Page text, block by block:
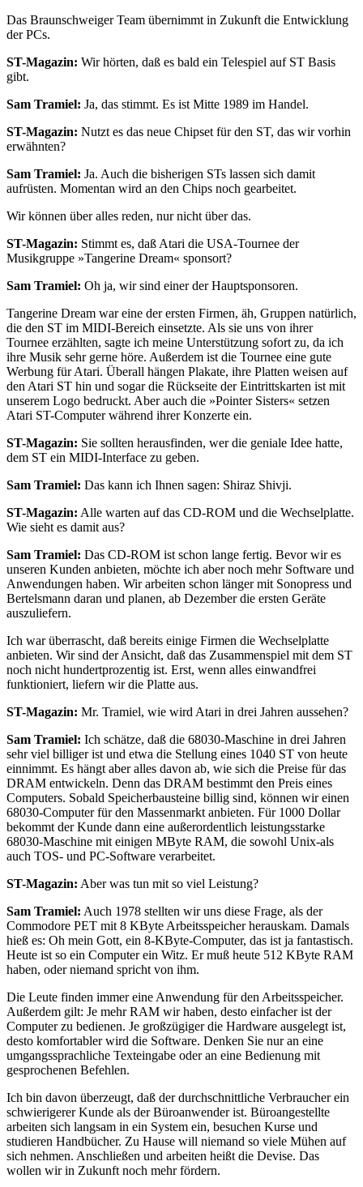
Das Braunschweiger Team übernimmt in Zukunft die Entwicklung
der PCs.
ST-Magazin: Wir hörten, daß es bald ein Telespiel auf ST Basis
gibt.
Sam Tramiel: Ja, das stimmt. Es ist Mitte 1989 im Handel.
ST-Magazin: Nutzt es das neue Chipset für den ST, das wir vorhin
erwähnten?
Sam Tramiel: Ja. Auch die bisherigen STs lassen sich damit
aufrüsten. Momentan wird an den Chips noch gearbeitet.
Wir können über alles reden, nur nicht über das.
ST-Magazin: Stimmt es, daß Atari die USA-Tournee der
Musikgruppe »Tangerine Dream« sponsort?
Sam Tramiel: Oh ja, wir sind einer der Hauptsponsoren.
Tangerine Dream war eine der ersten Firmen, äh, Gruppen natürlich,
die den ST im MIDI-Bereich einsetzte. Als sie uns von ihrer
Tournee erzählten, sagte ich meine Unterstützung sofort zu, da ich
ihre Musik sehr gerne höre. Außerdem ist die Tournee eine gute
Werbung für Atari. Überall hängen Plakate, ihre Platten weisen auf
den Atari ST hin und sogar die Rückseite der Eintrittskarten ist mit
unserem Logo bedruckt. Aber auch die »Pointer Sisters« setzen
Atari ST-Computer während ihrer Konzerte ein.
ST-Magazin: Sie sollten herausfinden, wer die geniale Idee hatte,
dem ST ein MIDI-Interface zu geben.
Sam Tramiel: Das kann ich Ihnen sagen: Shiraz Shivji.
ST-Magazin: Alle warten auf das CD-ROM und die Wechselplatte.
Wie sieht es damit aus?
Sam Tramiel: Das CD-ROM ist schon lange fertig. Bevor wir es
unseren Kunden anbieten, möchte ich aber noch mehr Software und
Anwendungen haben. Wir arbeiten schon länger mit Sonopress und
Bertelsmann daran und planen, ab Dezember die ersten Geräte
auszuliefern.
Ich war überrascht, daß bereits einige Firmen die Wechselplatte
anbieten. Wir sind der Ansicht, daß das Zusammenspiel mit dem ST
noch nicht hundertprozentig ist. Erst, wenn alles einwandfrei
funktioniert, liefern wir die Platte aus.
ST-Magazin: Mr. Tramiel, wie wird Atari in drei Jahren aussehen?
Sam Tramiel: Ich schätze, daß die 68030-Maschine in drei Jahren
sehr viel billiger ist und etwa die Stellung eines 1040 ST von heute
einnimmt. Es hängt aber alles davon ab, wie sich die Preise für das
DRAM entwickeln. Denn das DRAM bestimmt den Preis eines
Computers. Sobald Speicherbausteine billig sind, können wir einen
68030-Computer für den Massenmarkt anbieten. Für 1000 Dollar
bekommt der Kunde dann eine außerordentlich leistungsstarke
68030-Maschine mit einigen MByte RAM, die sowohl Unix-als
auch TOS- und PC-Software verarbeitet.
ST-Magazin: Aber was tun mit so viel Leistung?
Sam Tramiel: Auch 1978 stellten wir uns diese Frage, als der
Commodore PET mit 8 KByte Arbeitsspeicher herauskam. Damals
hieß es: Oh mein Gott, ein 8-KByte-Computer, das ist ja fantastisch.
Heute ist so ein Computer ein Witz. Er muß heute 512 KByte RAM
haben, oder niemand spricht von ihm.
Die Leute finden immer eine Anwendung für den Arbeitsspeicher.
Außerdem gilt: Je mehr RAM wir haben, desto einfacher ist der
Computer zu bedienen. Je großzügiger die Hardware ausgelegt ist,
desto komfortabler wird die Software. Denken Sie nur an eine
umgangssprachliche Texteingabe oder an eine Bedienung mit
gesprochenen Befehlen.
Ich bin davon überzeugt, daß der durchschnittliche Verbraucher ein
schwierigerer Kunde als der Büroanwender ist. Büroangestellte
arbeiten sich langsam in ein System ein, besuchen Kurse und
studieren Handbücher. Zu Hause will niemand so viele Mühen auf
sich nehmen. Anschließen und arbeiten heißt die Devise. Das
wollen wir in Zukunft noch mehr fördern.